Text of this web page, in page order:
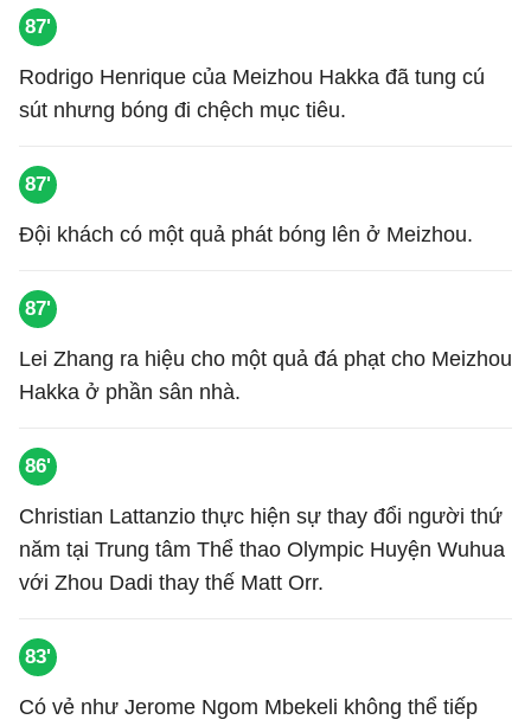
87'
Rodrigo Henrique của Meizhou Hakka đã tung cú
sút nhưng bóng đi chệch mục tiêu.
87'
Đội khách có một quả phát bóng lên ở Meizhou.
87'
Lei Zhang ra hiệu cho một quả đá phạt cho Meizhou
Hakka ở phần sân nhà.
86'
Christian Lattanzio thực hiện sự thay đổi người thứ
năm tại Trung tâm Thể thao Olympic Huyện Wuhua
với Zhou Dadi thay thế Matt Orr.
83'
Có vẻ như Jerome Ngom Mbekeli không thể tiếp